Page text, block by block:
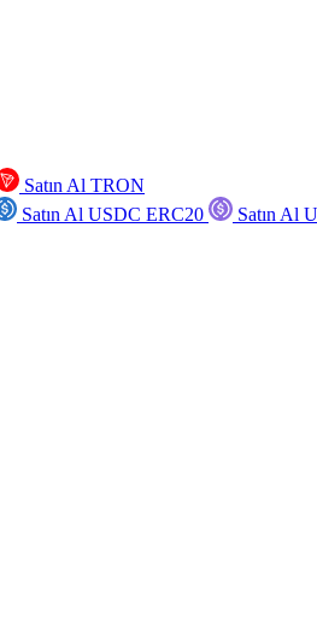
Satın Al TRON
Satın Al USDC ERC20
Satın Al